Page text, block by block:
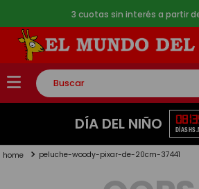
3 cuotas sin interés a partir
Buscar
TÉRMINOS MÁS BUSCADOS
2.
lego
DÍA DEL NIÑO 08
DÍAS
13
HS.
peluche-woody-pixar-de-20cm-37441